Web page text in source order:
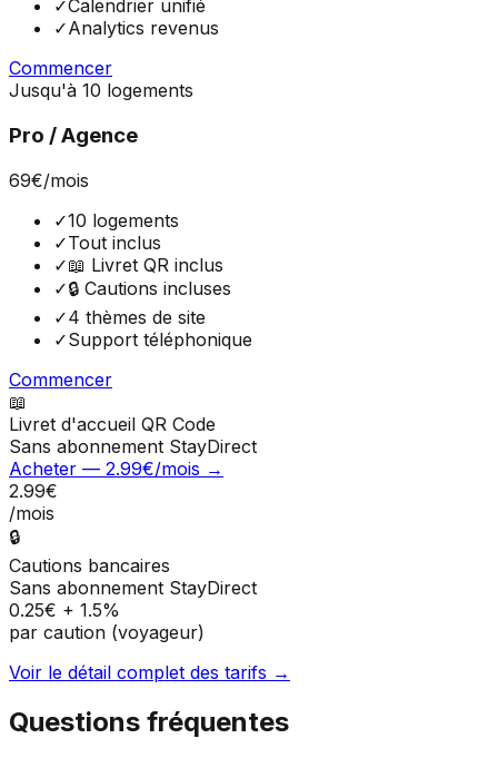
✓Calendrier unifié
✓Analytics revenus
Commencer
Jusqu'à 10 logements
Pro / Agence
69€/mois
✓10 logements
✓Tout inclus
✓📖 Livret QR inclus
✓🔒 Cautions incluses
✓4 thèmes de site
✓Support téléphonique
Commencer
📖
Livret d'accueil QR Code
Sans abonnement StayDirect
Acheter — 2.99€/mois →
2.99€
/mois
🔒
Cautions bancaires
Sans abonnement StayDirect
0.25€ + 1.5%
par caution (voyageur)
Voir le détail complet des tarifs →
Questions fréquentes